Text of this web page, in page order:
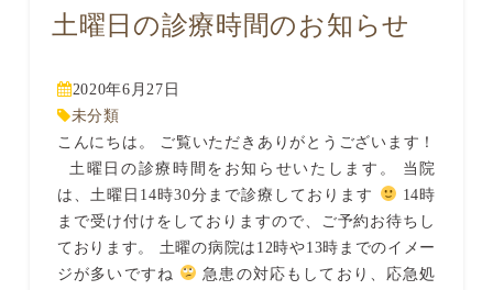
土曜日の診療時間のお知らせ
2020年6月27日
未分類
こんにちは。 ご覧いただきありがとうございます！
土曜日の診療時間をお知らせいたします。 当院
は、土曜日14時30分まで診療しております
14時
まで受け付けをしておりますので、ご予約お待ちし
ております。 土曜の病院は12時や13時までのイメー
ジが多いですね
急患の対応もしており、応急処